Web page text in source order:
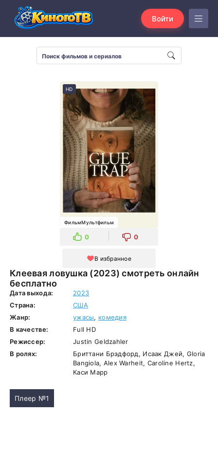
Войти
Клеевая ловушка (2023) смотреть онлайн
бесплатно
HD
ФильмМультфильм
0 0
В избранное
Дата выхода:
2023
Страна:
США
Жанр:
ужасы, комедия
В качестве:
Full HD
Режиссер:
Justin Geldzahler
В ролях:
Бриттани Брэдфорд, Исаак Джей, Gloria
Bangiola, Alex Warheit, Caroline Hertz,
Каси Марр
Плеер №1